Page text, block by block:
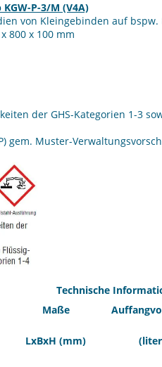
P-3/M (V4A)
von Kleingebinden auf
800 x 100 mm
der GHS-Kategorien 1-3
gem. Muster-
Technische
Maße
LxBxH (mm)